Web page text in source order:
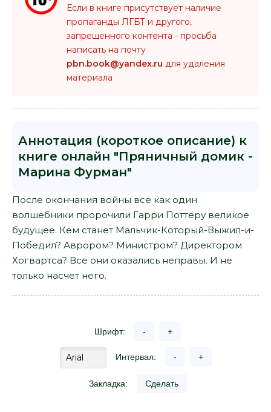
Если в книге присутствует наличие
пропаганды ЛГБТ и другого,
запрещенного контента - просьба
написать на почту
pbn.book@yandex.ru для удаления
материала
Аннотация (короткое описание) к
книге онлайн "Пряничный домик -
Марина Фурман"
После окончания войны все как один
волшебники пророчили Гарри Поттеру великое
будущее. Кем станет Мальчик-Который-Выжил-и-
Победил? Аврором? Министром? Директором
Хогвартса? Все они оказались неправы. И не
только насчет него.
Шрифт: - +
Интервал: - +
Закладка: Сделать